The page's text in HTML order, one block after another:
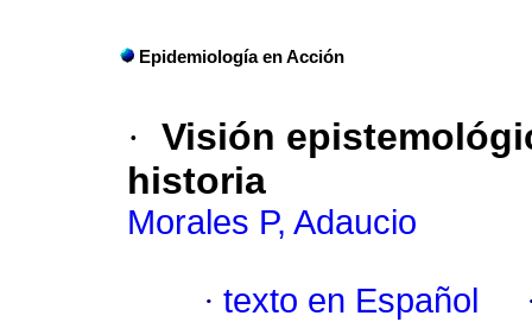
Epidemiología en Acción
· Visión
historia
Morales P, Adaucio
· texto en Español